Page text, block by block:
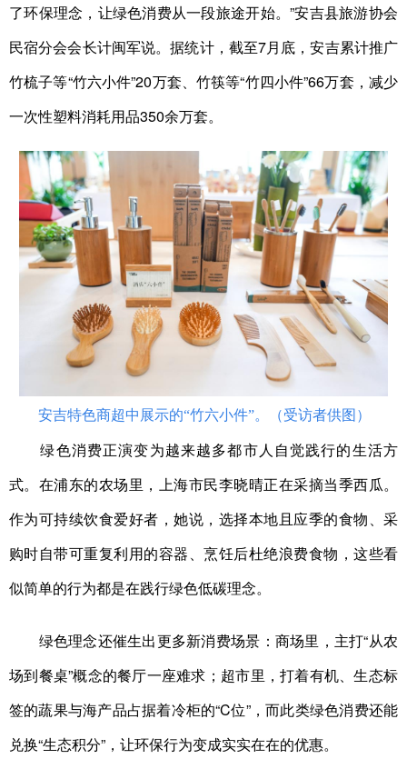
了环保理念，让绿色消费从一段旅途开始。”安吉县旅游协会
民宿分会会长计闽军说。据统计，截至7月底，安吉累计推广
竹梳子等“竹六小件”20万套、竹筷等“竹四小件”66万套，减少
一次性塑料消耗用品350余万套。
安吉特色商超中展示的“竹六小件”。（受访者供图）
绿色消费正演变为越来越多都市人自觉践行的生活方
式。在浦东的农场里，上海市民李晓晴正在采摘当季西瓜。
作为可持续饮食爱好者，她说，选择本地且应季的食物、采
购时自带可重复利用的容器、烹饪后杜绝浪费食物，这些看
似简单的行为都是在践行绿色低碳理念。
绿色理念还催生出更多新消费场景：商场里，主打“从农
场到餐桌”概念的餐厅一座难求；超市里，打着有机、生态标
签的蔬果与海产品占据着冷柜的“C位”，而此类绿色消费还能
兑换“生态积分”，让环保行为变成实实在在的优惠。